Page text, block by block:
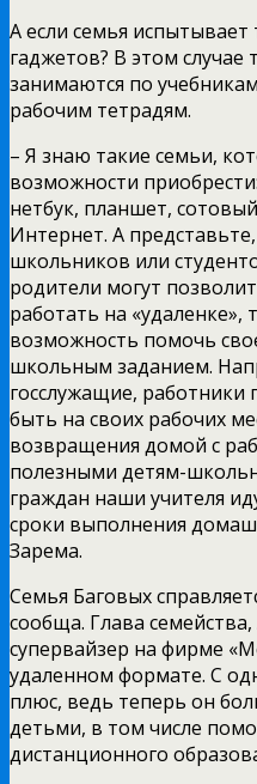
А если семья
гаджетов? В этом случае
занимаются по
рабочим тетрадям.
– Я знаю такие семьи,
возможности
нетбук, планшет,
Интернет. А
школьников или
родители могут
работать на
возможность помочь
школьным заданием.
госслужащие,
быть на своих рабочих
возвращения домой с
полезными детям-
граждан наши учителя
сроки выполнения
Зарема.
Семья Баговых
сообща. Глава
супервайзер на фирме
удаленном формате. С
плюс, ведь теперь он
детьми, в том числе
дистанционного